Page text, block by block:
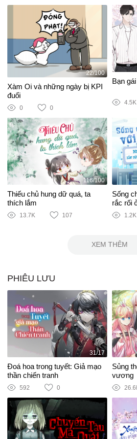
22/100
Xàm Oi và những ngày bị KPI
đuổi
0 0
Bạn
4.5K
116/100
Thiếu chủ hung dữ quá, ta
thích lắm
13.7K 107
Sống
rắc rối
1.2K
XEM THÊM
PHIÊU LƯU
31/17
Đoá hoa trong tuyết: Giả mạo
thần chiến tranh
592 0
Sủng
vương